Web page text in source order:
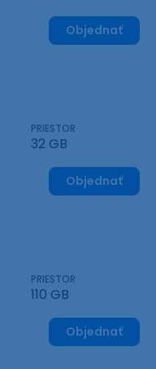
Objednať
PRIESTOR
32 GB
Objednať
PRIESTOR
110 GB
Objednať